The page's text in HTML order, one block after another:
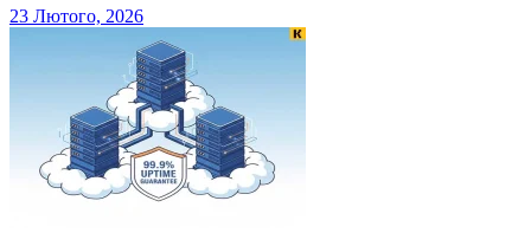
23 Лютого, 2026